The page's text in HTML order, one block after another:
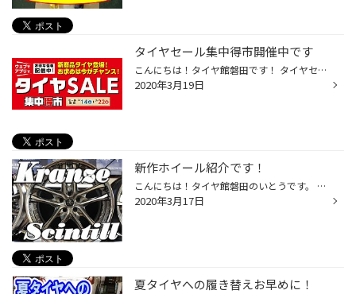
タイヤセール集中得市開催中です
こんにちは！タイヤ館磐田です！ タイヤセール集中得市開催中です！新商品から在庫品などなどお買い得商品取り揃えてお待ちしております。この機会に是非 タイヤ館磐田 にお越しください！
2020年3月19日
新作ホイール紹介です！
こんにちは！タイヤ館磐田のいとうです。 今日もホイールの紹介をさせていただきます！ ウェッズ クレンツェ シンティル サイズは２０インチ～２２インチ ミニバン、ビッグセダンなどにピッタリ！ 気分もホイールも変えてドライブ行きませんか？ スタッフ一同ご来店お待ちしております。
2020年3月17日
夏タイヤへの履き替えお早めに！